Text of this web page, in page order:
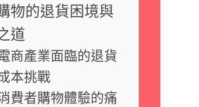
物的退貨困境與
道
商產業面臨的退貨
本挑戰
費者購物體驗的痛